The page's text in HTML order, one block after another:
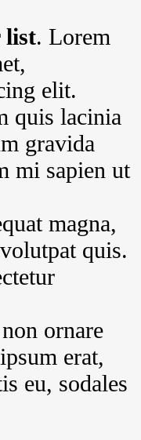
list. Lorem
elit.
quis lacinia
gravida
mi sapien ut
magna,
quis.
ornare
erat,
eu, sodales